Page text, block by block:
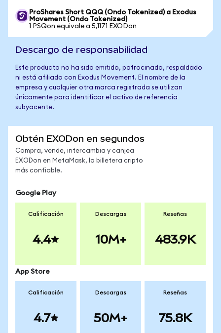
ProShares Short QQQ (Ondo Tokenized) a Exodus
Movement (Ondo Tokenized)
1 PSQon equivale a 5,1171 EXODon
Descargo de responsabilidad
Este producto no ha sido emitido, patrocinado, respaldado
ni está afiliado con Exodus Movement. El nombre de la
empresa y cualquier otra marca registrada se utilizan
únicamente para identificar el activo de referencia
subyacente.
Obtén EXODon en segundos
Compra, vende, intercambia y canjea
EXODon en MetaMask, la billetera cripto
más confiable.
Google Play
Calificación
4.4
Descargas
10M+
Reseñas
483.9K
App Store
Calificación
4.7
Descargas
50M+
Reseñas
75.8K